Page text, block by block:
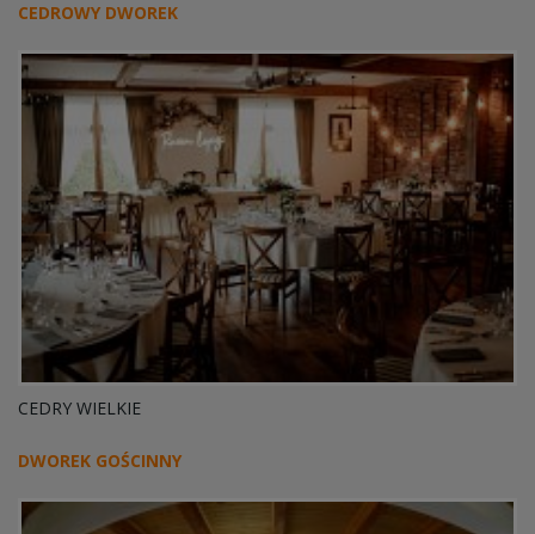
CEDROWY DWOREK
CEDRY WIELKIE
DWOREK GOŚCINNY